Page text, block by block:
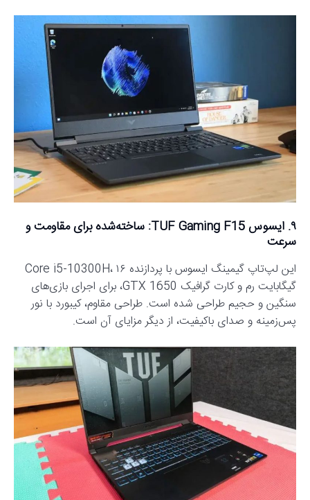
۹. ایسوس TUF Gaming F15: ساخته‌شده برای مقاومت و
سرعت
این لپ‌تاپ گیمینگ ایسوس با پردازنده Core i5-10300H، ۱۶
گیگابایت رم و کارت گرافیک GTX 1650، برای اجرای بازی‌های
سنگین و حجیم طراحی شده است. طراحی مقاوم، کیبورد با نور
پس‌زمینه و صدای باکیفیت، از دیگر مزایای آن است.